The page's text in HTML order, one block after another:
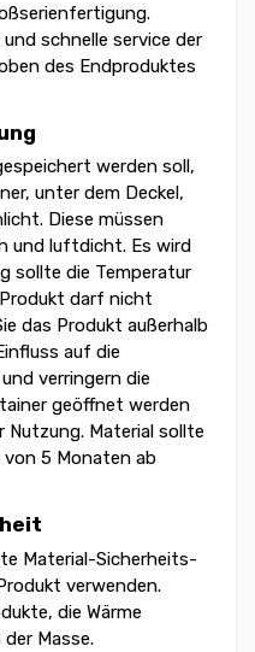
schnelle service der
des Endproduktes
werden soll,
unter dem Deckel,
Diese müssen
und luftdicht. Es wird
sollte die Temperatur
darf nicht
das Produkt außerhalb
auf die
verringern die
geöffnet werden
Material sollte
5 Monaten ab
Material-Sicherheits-
verwenden.
die Wärme
Masse.